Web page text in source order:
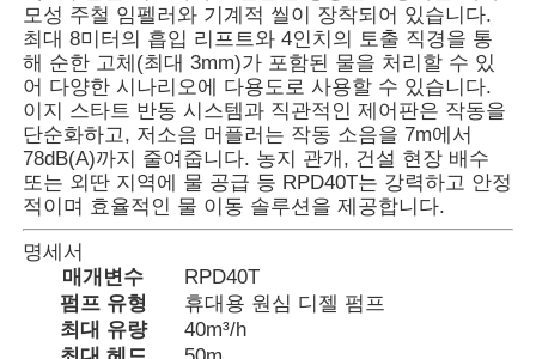
회사 소개
공장 투어
품질 관리
연락처
모성 주철 임펠러와 기계적 씰이 장착되어 있습니다.
최대 8미터의 흡입 리프트와 4인치의 토출 직경을 통
해 순한 고체(최대 3mm)가 포함된 물을 처리할 수 있
어 다양한 시나리오에 다용도로 사용할 수 있습니다.
이지 스타트 반동 시스템과 직관적인 제어판은 작동을
단순화하고, 저소음 머플러는 작동 소음을 7m에서
78dB(A)까지 줄여줍니다. 농지 관개, 건설 현장 배수
또는 외딴 지역에 물 공급 등 RPD40T는 강력하고 안정
적이며 효율적인 물 이동 솔루션을 제공합니다.
명세서
매개변수
RPD40T
펌프 유형
휴대용 원심 디젤 펌프
최대 유량
40m³/h